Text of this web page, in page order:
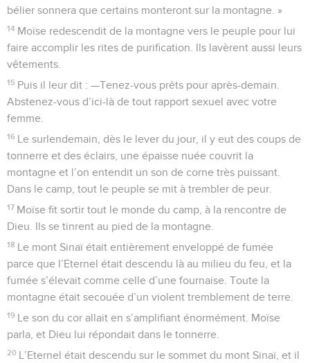
bélier sonnera que certains monteront sur la montagne. »
14 Moïse redescendit de la montagne vers le peuple pour lui
faire accomplir les rites de purification. Ils lavèrent aussi leurs
vêtements.
15 Puis il leur dit : —Tenez-vous prêts pour après-demain.
Abstenez-vous d’ici-là de tout rapport sexuel avec votre
femme.
16 Le surlendemain, dès le lever du jour, il y eut des coups de
tonnerre et des éclairs, une épaisse nuée couvrit la
montagne et l’on entendit un son de corne très puissant.
Dans le camp, tout le peuple se mit à trembler de peur.
17 Moïse fit sortir tout le monde du camp, à la rencontre de
Dieu. Ils se tinrent au pied de la montagne.
18 Le mont Sinaï était entièrement enveloppé de fumée
parce que l’Eternel était descendu là au milieu du feu, et la
fumée s’élevait comme celle d’une fournaise. Toute la
montagne était secouée d’un violent tremblement de terre.
19 Le son du cor allait en s’amplifiant énormément. Moïse
parla, et Dieu lui répondait dans le tonnerre.
20 L’Eternel était descendu sur le sommet du mont Sinaï, et il